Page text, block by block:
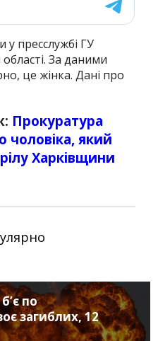
у пресслужбі ГУ
області.За даними
це жінка. Дані про
Прокуратура
чоловіка, який
Харківщини
по
загиблих, 12